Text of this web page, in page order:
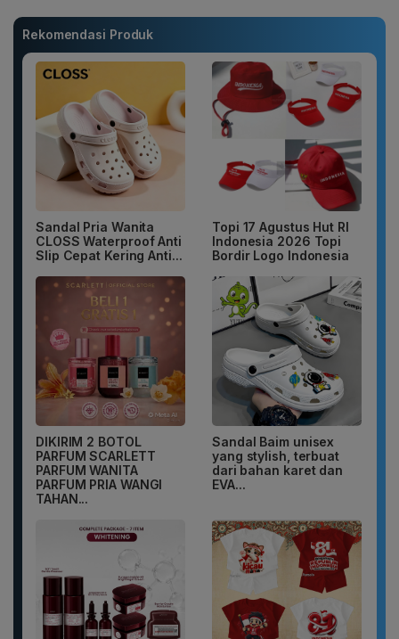
Rekomendasi Produk
Sandal Pria Wanita
CLOSS Waterproof Anti
Slip Cepat Kering Anti...
Topi 17 Agustus Hut RI
Indonesia 2026 Topi
Bordir Logo Indonesia
DIKIRIM 2 BOTOL
PARFUM SCARLETT
PARFUM WANITA
PARFUM PRIA WANGI
TAHAN...
Sandal Baim unisex
yang stylish, terbuat
dari bahan karet dan
EVA...